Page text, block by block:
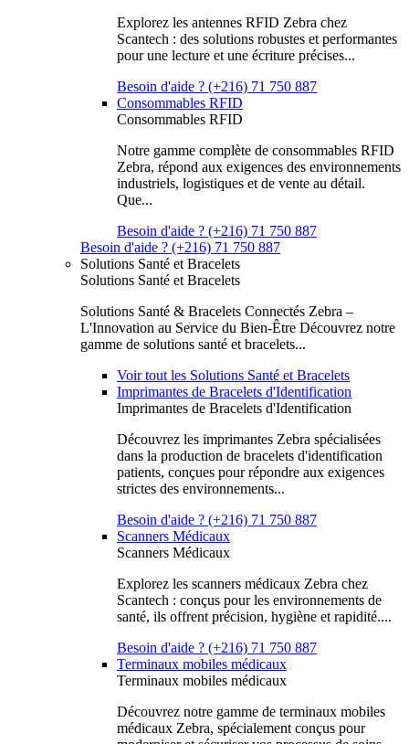
Explorez les antennes RFID Zebra chez
Scantech : des solutions robustes et performantes
pour une lecture et une écriture précises...
Besoin d'aide ? (+216) 71 750 887
Consommables RFID
Consommables RFID
Notre gamme complète de consommables RFID
Zebra, répond aux exigences des environnements
industriels, logistiques et de vente au détail.
Que...
Besoin d'aide ? (+216) 71 750 887
Besoin d'aide ? (+216) 71 750 887
Solutions Santé et Bracelets
Solutions Santé et Bracelets
Solutions Santé & Bracelets Connectés Zebra –
L'Innovation au Service du Bien-Être Découvrez notre
gamme de solutions santé et bracelets...
Voir tout les Solutions Santé et Bracelets
Imprimantes de Bracelets d'Identification
Imprimantes de Bracelets d'Identification
Découvrez les imprimantes Zebra spécialisées
dans la production de bracelets d'identification
patients, conçues pour répondre aux exigences
strictes des environnements...
Besoin d'aide ? (+216) 71 750 887
Scanners Médicaux
Scanners Médicaux
Explorez les scanners médicaux Zebra chez
Scantech : conçus pour les environnements de
santé, ils offrent précision, hygiène et rapidité....
Besoin d'aide ? (+216) 71 750 887
Terminaux mobiles médicaux
Terminaux mobiles médicaux
Découvrez notre gamme de terminaux mobiles
médicaux Zebra, spécialement conçus pour